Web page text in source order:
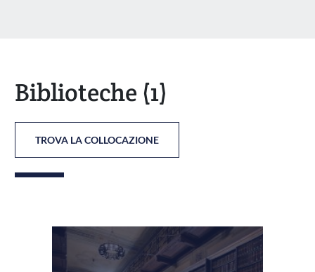
Biblioteche (1)
TROVA LA COLLOCAZIONE